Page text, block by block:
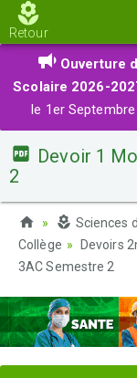
Retour
Ouverture
Scolaire 2026-
le 1er
Devoir 1
2
Sciences
Collège
Devoirs
3AC Semestre 2